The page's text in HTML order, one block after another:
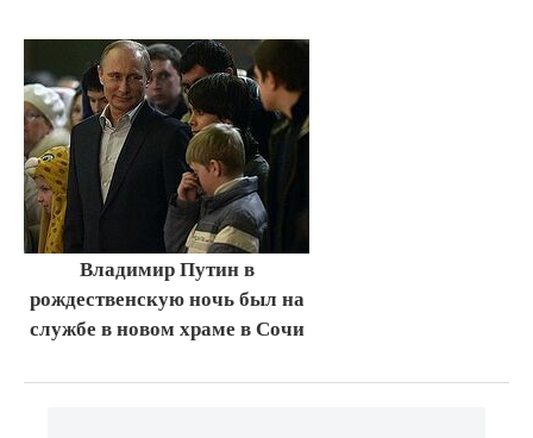
Владимир Путин в
рождественскую ночь был на
службе в новом храме в Сочи